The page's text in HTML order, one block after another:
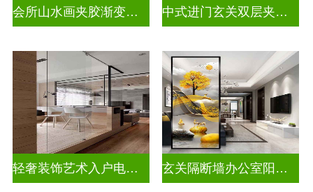
会所山水画夹胶渐变玻璃 中式进门玄关双层夹娟玻璃
轻奢装饰艺术入户电视玻璃背景墙 玄关隔断墙办公室阳台挡门玻璃背景墙